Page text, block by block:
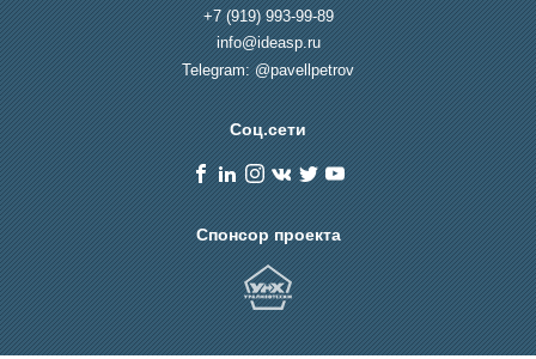
+7 (919) 993-99-89
info@ideasp.ru
Telegram: @pavellpetrov
Соц.сети
Спонсор проекта